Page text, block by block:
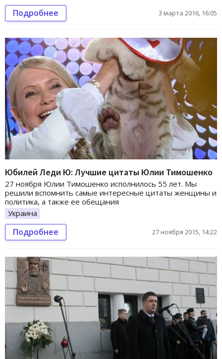
Подробнее 3 марта 2016, 16:05
Юбилей Леди Ю: Лучшие цитаты Юлии Тимошенко
27 ноября Юлии Тимошенко исполнилось 55 лет. Мы
решили вспомнить самые интересные цитаты женщины и
политика, а также ее обещания
Украина
Подробнее 27 ноября 2015, 14:22